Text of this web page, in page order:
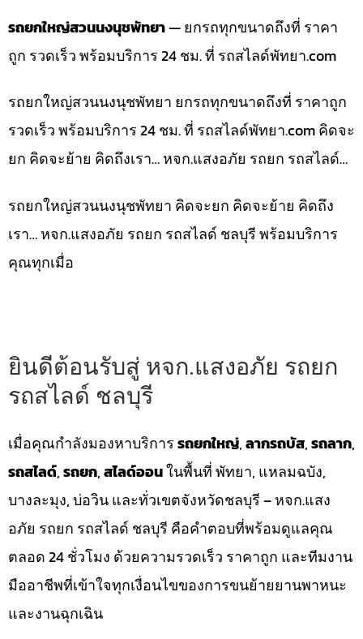
รถยกใหญ่สวนนงนุชพัทยา— ยกรถทุกขนาดถึงที่ ราคา
ถูก รวดเร็ว พร้อมบริการ 24 ชม. ที่ รถสไลด์พัทยา.com
รถยกใหญ่สวนนงนุชพัทยา ยกรถทุกขนาดถึงที่ ราคาถูก
รวดเร็ว พร้อมบริการ 24 ชม. ที่ รถสไลด์พัทยา.com คิดจะ
ยก คิดจะย้าย คิดถึงเรา… หจก.แสงอภัย รถยก รถสไลด์…
รถยกใหญ่สวนนงนุชพัทยา คิดจะยก คิดจะย้าย คิดถึง
เรา… หจก.แสงอภัย รถยก รถสไลด์ ชลบุรี พร้อมบริการ
คุณทุกเมื่อ
ยินดีต้อนรับสู่ หจก.แสงอภัย รถยก
รถสไลด์ ชลบุรี
เมื่อคุณกำลังมองหาบริการรถยกใหญ่,ลากรถบัส,รถลาก,
รถสไลด์,รถยก,สไลด์ออนในพื้นที่ พัทยา, แหลมฉบัง,
บางละมุง, บ่อวิน และทั่วเขตจังหวัดชลบุรี – หจก.แสง
อภัย รถยก รถสไลด์ ชลบุรี คือคำตอบที่พร้อมดูแลคุณ
ตลอด 24 ชั่วโมง ด้วยความรวดเร็ว ราคาถูก และทีมงาน
มืออาชีพที่เข้าใจทุกเงื่อนไขของการขนย้ายยานพาหนะ
และงานฉุกเฉิน